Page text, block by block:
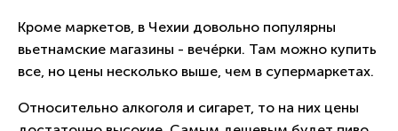
Кроме маркетов, в Чехии довольно популярны
вьетнамские магазины - вечéрки. Там можно купить
все, но цены несколько выше, чем в супермаркетах.
Относительно алкоголя и сигарет, то на них цены